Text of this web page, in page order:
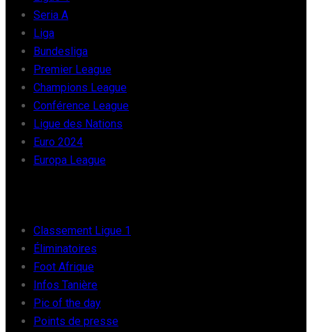
Seria A
Liga
Bundesliga
Premier League
Champions League
Conférence League
Ligue des Nations
Euro 2024
Europa League
Classement Ligue 1
Éliminatoires
Foot Afrique
Infos Tanière
Pic of the day
Points de presse